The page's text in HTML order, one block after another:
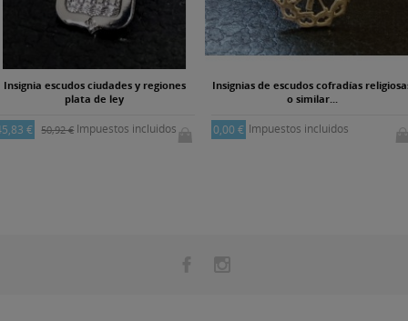
Insignia escudos ciudades y regiones
plata de ley
€ 50,92 €Impuestos incluidos
Insignias de escudos cofradías
o similar...
0,00 € Impuestos incluidos